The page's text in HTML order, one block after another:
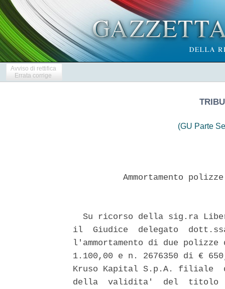
Avviso di rettifica
Errata corrige
(GU Parte
Ammortamento
Su ricorso della sig.ra
il  Giudice  delegato
l'ammortamento di due
1.100,00 e n. 2676350 di €
Kruso Kapital S.p.A. filiale
della  validita'  del  titolo